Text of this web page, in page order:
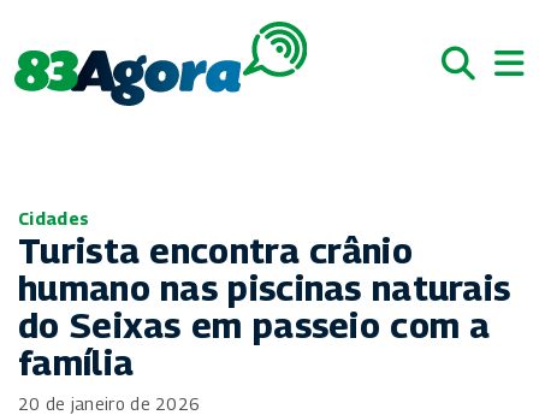
Cidades
Turista encontra crânio
humano nas piscinas naturais
do Seixas em passeio com a
família
20 de janeiro de 2026